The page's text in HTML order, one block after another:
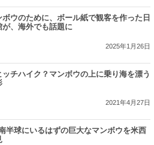
ウのために、ボール紙で観客を作った日
が、海外でも話題に
2025年1月26日
ッチハイク？マンボウの上に乗り海を漂う
2021年4月27日
半球にいるはずの巨大なマンボウを米西